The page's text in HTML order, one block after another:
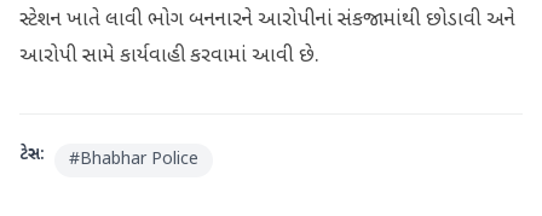
સ્ટેશન ખાતે લાવી ભોગ બનનારને આરોપીનાં સંકજામાંથી છોડાવી અને
આરોપી સામે કાર્યવાહી કરવામાં આવી છે.
ટેગ્સ: #Bhabhar Police